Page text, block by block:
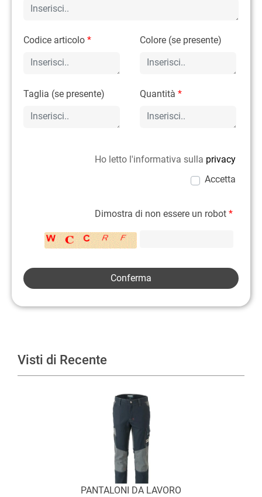
Codice articolo * Colore (se presente)
Taglia (se presente) Quantità*
Ho letto l'informativa sulla privacy
Accetta
Dimostra di non essere un robot *
Visti di Recente
PANTALONI DA LAVORO